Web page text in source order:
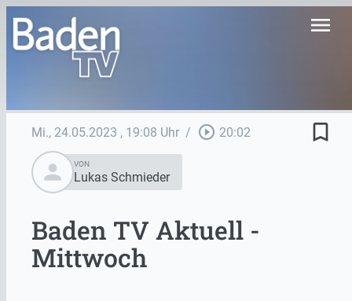
menu
Mi., 24.05.2023 , 19:08 Uhr / play_circle_outline 20:02
bookmark_border
person
VON
Lukas Schmieder
Baden TV Aktuell -
Mittwoch